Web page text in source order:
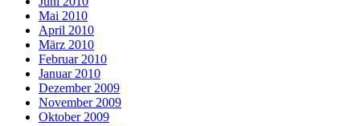
Mai 2010
April 2010
März 2010
Februar 2010
Januar 2010
Dezember 2009
November 2009
Oktober 2009